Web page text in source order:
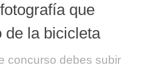
que
de la bicicleta
concurso debes subir